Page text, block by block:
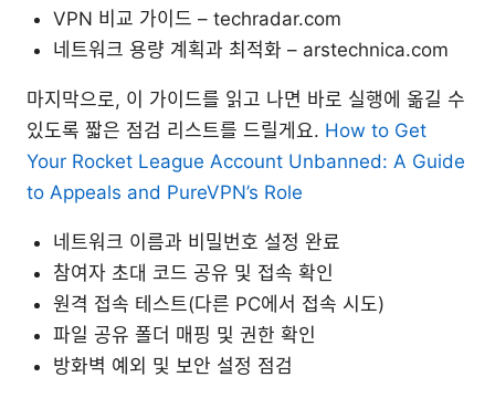
VPN 비교 가이드 – techradar.com
네트워크 용량 계획과 최적화 – arstechnica.com
마지막으로, 이 가이드를 읽고 나면 바로 실행에 옮길 수
있도록 짧은 점검 리스트를 드릴게요. How to Get
Your Rocket League Account Unbanned: A Guide
to Appeals and PureVPN’s Role
네트워크 이름과 비밀번호 설정 완료
참여자 초대 코드 공유 및 접속 확인
원격 접속 테스트(다른 PC에서 접속 시도)
파일 공유 폴더 매핑 및 권한 확인
방화벽 예외 및 보안 설정 점검